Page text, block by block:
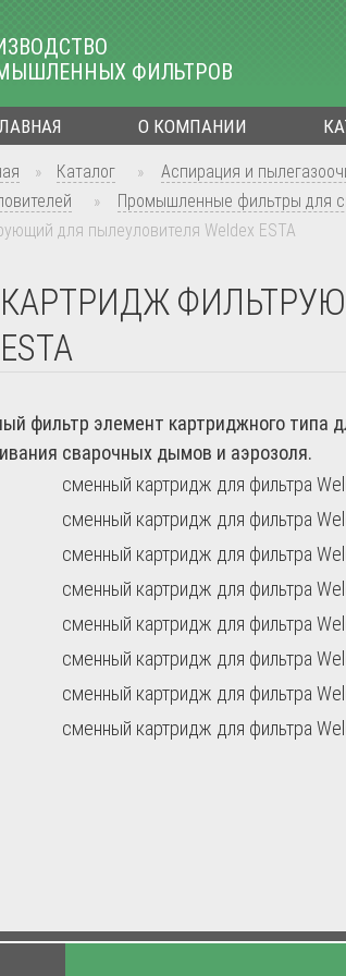
ФИЛЬТРОВ
О КОМПАНИИ
» Каталог » Аспирация и
» Промышленные фильтры для
для пылеуловителя Weldex ESTA
КАРТРИДЖ
ESTA
фильтр элемент картриджного типа
сварочных дымов и аэрозоля.
сменный картридж для фильтра
сменный картридж для фильтра
сменный картридж для фильтра
сменный картридж для фильтра
сменный картридж для фильтра
сменный картридж для фильтра
сменный картридж для фильтра
сменный картридж для фильтра